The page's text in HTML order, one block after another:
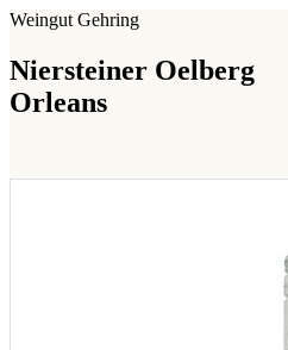
Weingut Gehring
Niersteiner Oelberg
Orleans